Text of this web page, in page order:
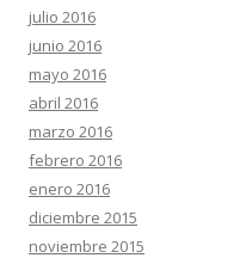
julio 2016
junio 2016
mayo 2016
abril 2016
marzo 2016
febrero 2016
enero 2016
diciembre 2015
noviembre 2015